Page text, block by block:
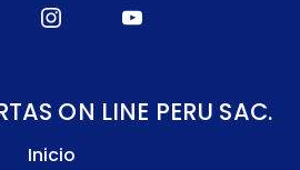
ON LINE PERU SAC.
Inicio